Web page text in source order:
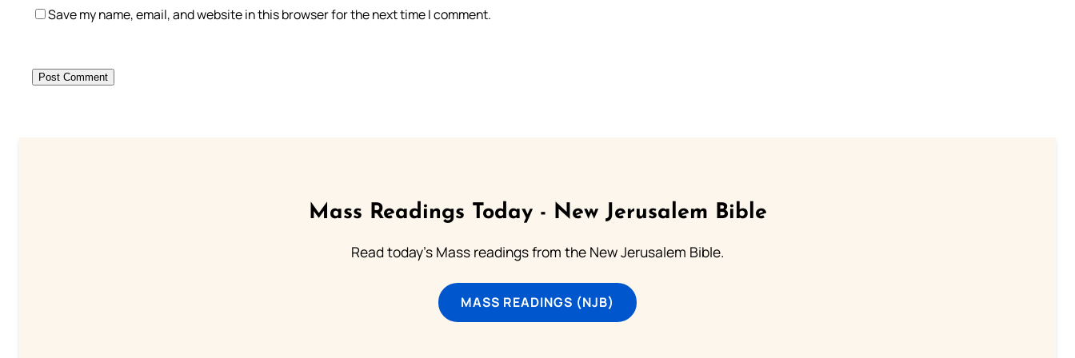
Save my name, email, and website in this browser for the next time I comment.
Mass Readings Today - New Jerusalem Bible
Read today's Mass readings from the New Jerusalem Bible.
MASS READINGS (NJB)